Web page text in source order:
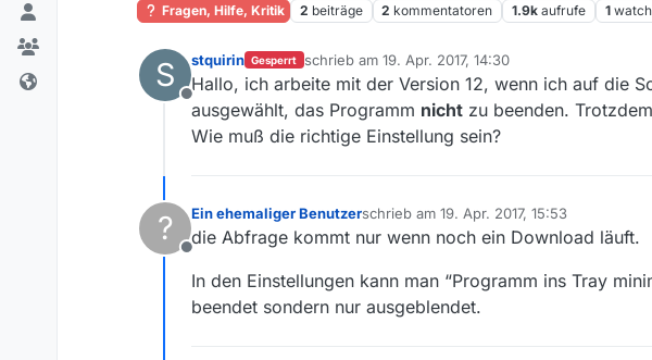
Fragen, Hilfe, Kritik 2 beiträge 2 kommentatoren 1.9k aufrufe 1
S
Offline
stquirin Gesperrt schrieb am 19. Apr. 2017, 14:30
zuletzt editiert von
Hallo, ich arbeite mit der Version 12, wenn ich auf die
ausgewählt, das Programm nicht zu beenden.
Wie muß die richtige Einstellung sein?
?
Offline
Ein ehemaliger Benutzerschrieb am 19. Apr. 2017, 15:53
zuletzt editiert von
die Abfrage kommt nur wenn noch ein Download läuft.
In den Einstellungen kann man “Programm ins Tray
beendet sondern nur ausgeblendet.